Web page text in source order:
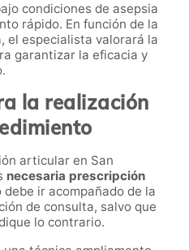
condiciones de asepsia
rápido. En función de la
el especialista valorará la
garantizar la eficacia y
la realización
articular en San
necesaria prescripción
debe ir acompañado de la
de consulta, salvo que
lo contrario.